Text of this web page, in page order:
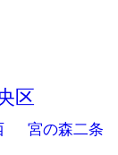
区
宮の森二条